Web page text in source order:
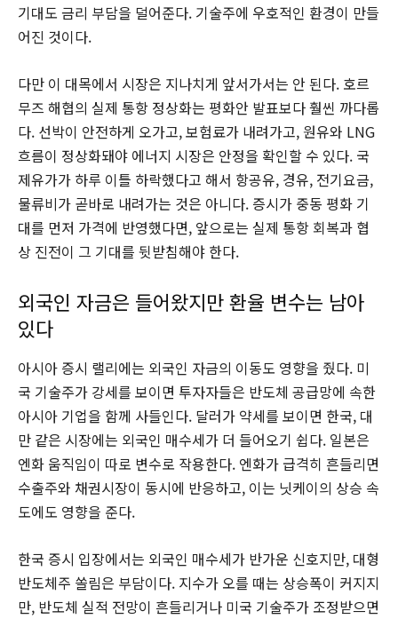
기대도 금리 부담을 덜어준다. 기술주에 우호적인 환경이 만들
어진 것이다.
다만 이 대목에서 시장은 지나치게 앞서가서는 안 된다. 호르
무즈 해협의 실제 통항 정상화는 평화안 발표보다 훨씬 까다롭
다. 선박이 안전하게 오가고, 보험료가 내려가고, 원유와 LNG
흐름이 정상화돼야 에너지 시장은 안정을 확인할 수 있다. 국
제유가가 하루 이틀 하락했다고 해서 항공유, 경유, 전기요금,
물류비가 곧바로 내려가는 것은 아니다. 증시가 중동 평화 기
대를 먼저 가격에 반영했다면, 앞으로는 실제 통항 회복과 협
상 진전이 그 기대를 뒷받침해야 한다.
외국인 자금은 들어왔지만 환율 변수는 남아
있다
아시아 증시 랠리에는 외국인 자금의 이동도 영향을 줬다. 미
국 기술주가 강세를 보이면 투자자들은 반도체 공급망에 속한
아시아 기업을 함께 사들인다. 달러가 약세를 보이면 한국, 대
만 같은 시장에는 외국인 매수세가 더 들어오기 쉽다. 일본은
엔화 움직임이 따로 변수로 작용한다. 엔화가 급격히 흔들리면
수출주와 채권시장이 동시에 반응하고, 이는 닛케이의 상승 속
도에도 영향을 준다.
한국 증시 입장에서는 외국인 매수세가 반가운 신호지만, 대형
반도체주 쏠림은 부담이다. 지수가 오를 때는 상승폭이 커지지
만, 반도체 실적 전망이 흔들리거나 미국 기술주가 조정받으면